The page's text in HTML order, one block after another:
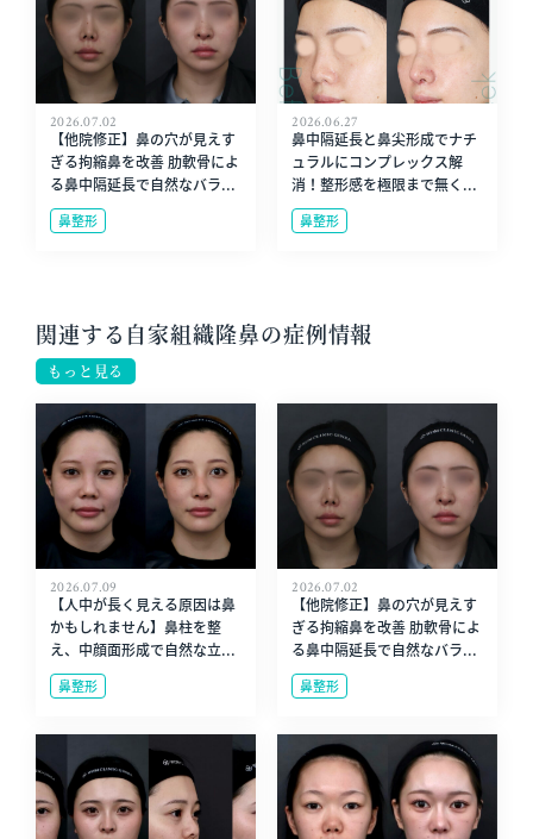
2026.07.02
【他院修正】鼻の穴が見えす
ぎる拘縮鼻を改善 肋軟骨によ
る鼻中隔延長で自然なバラ...
鼻整形
2026.06.27
鼻中隔延長と鼻尖形成でナチ
ュラルにコンプレックス解
消！整形感を極限まで無く...
鼻整形
関連する自家組織隆鼻の症例情報
もっと見る
2026.07.09
【人中が長く見える原因は鼻
かもしれません】鼻柱を整
え、中顔面形成で自然な立...
鼻整形
2026.07.02
【他院修正】鼻の穴が見えす
ぎる拘縮鼻を改善 肋軟骨によ
る鼻中隔延長で自然なバラ...
鼻整形